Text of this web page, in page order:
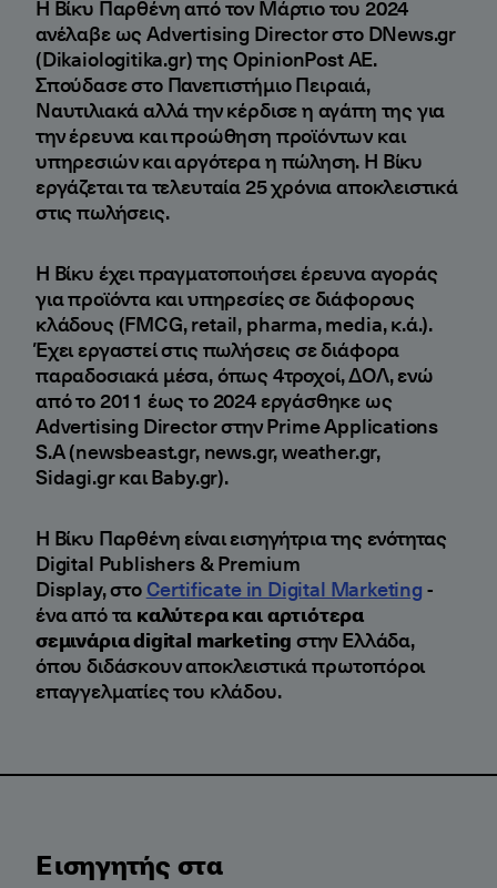
Η Βίκυ Παρθένη από τον Μάρτιο του 2024
ανέλαβε ως Advertising Director στο DNews.gr
(Dikaiologitika.gr) της OpinionPost AE.
Σπούδασε στο Πανεπιστήμιο Πειραιά,
Ναυτιλιακά αλλά την κέρδισε η αγάπη της για
την έρευνα και προώθηση προϊόντων και
υπηρεσιών και αργότερα η πώληση. Η Βίκυ
εργάζεται τα τελευταία 25 χρόνια αποκλειστικά
στις πωλήσεις.
Η Βίκυ έχει πραγματοποιήσει έρευνα αγοράς
για προϊόντα και υπηρεσίες σε διάφορους
κλάδους (FMCG, retail, pharma, media, κ.ά.).
Έχει εργαστεί στις πωλήσεις σε διάφορα
παραδοσιακά μέσα, όπως 4τροχοί, ΔΟΛ, ενώ
από το 2011 έως το 2024 εργάσθηκε ως
Advertising Director στην Prime Applications
S.A (newsbeast.gr, news.gr, weather.gr,
Sidagi.gr και Baby.gr).
Η Βίκυ Παρθένη είναι εισηγήτρια της ενότητας
Digital Publishers & Premium
Display, στοCertificate in Digital Marketing-
ένα από τακαλύτερα και αρτιότερα
σεμινάρια digital marketingστην Ελλάδα,
όπου διδάσκουν αποκλειστικά πρωτοπόροι
επαγγελματίες του κλάδου.
Εισηγητής στα